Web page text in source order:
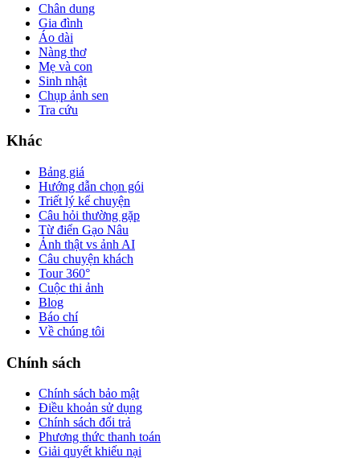
Chân dung
Gia đình
Áo dài
Nàng thơ
Mẹ và con
Sinh nhật
Chụp ảnh sen
Tra cứu
Khác
Bảng giá
Hướng dẫn chọn gói
Triết lý kể chuyện
Câu hỏi thường gặp
Từ điển Gạo Nâu
Ảnh thật vs ảnh AI
Câu chuyện khách
Tour 360°
Cuộc thi ảnh
Blog
Báo chí
Về chúng tôi
Chính sách
Chính sách bảo mật
Điều khoản sử dụng
Chính sách đổi trả
Phương thức thanh toán
Giải quyết khiếu nại